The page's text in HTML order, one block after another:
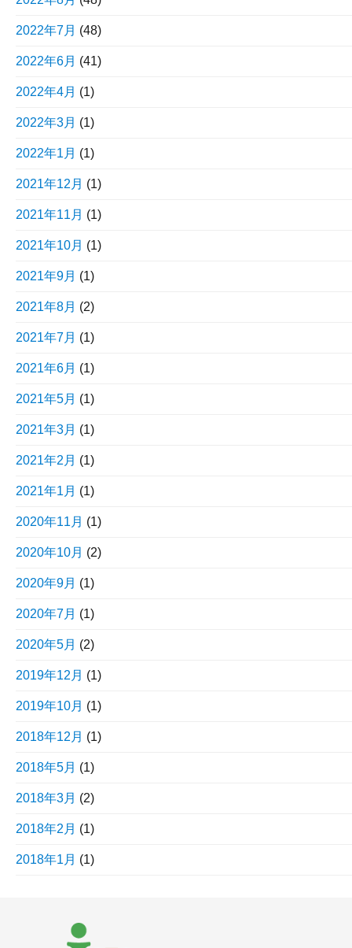
2022年7月 (48)
2022年6月 (41)
2022年4月 (1)
2022年3月 (1)
2022年1月 (1)
2021年12月 (1)
2021年11月 (1)
2021年10月 (1)
2021年9月 (1)
2021年8月 (2)
2021年7月 (1)
2021年6月 (1)
2021年5月 (1)
2021年3月 (1)
2021年2月 (1)
2021年1月 (1)
2020年11月 (1)
2020年10月 (2)
2020年9月 (1)
2020年7月 (1)
2020年5月 (2)
2019年12月 (1)
2019年10月 (1)
2018年12月 (1)
2018年5月 (1)
2018年3月 (2)
2018年2月 (1)
2018年1月 (1)